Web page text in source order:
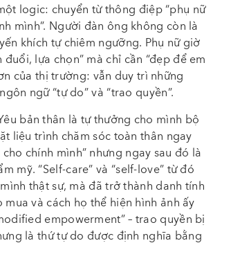
logic: chuyển từ thông điệp “phụ nữ
mình”. Người đàn ông không còn là
khích tự chiêm ngưỡng. Phụ nữ giờ
lựa chọn” mà chỉ cần “đẹp để em
của thị trường: vẫn duy trì những
ngữ “tự do” và “trao quyền”.
bản thân là tự thưởng cho mình bộ
liệu trình chăm sóc toàn thân ngay
chính mình” nhưng ngay sau đó là
mỹ. “Self-care” và “self-love” từ đó
thật sự, mà đã trở thành danh tính
và cách họ thể hiện hình ảnh ấy
empowerment” – trao quyền bị
là thứ tự do được định nghĩa bằng